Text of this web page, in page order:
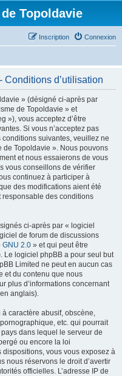
Topoldavie
Connexion
Inscription
Conditions d’utilisation
» (désigné ci-après par
de Topoldavie » et
»), vous acceptez d’être
Si vous n’acceptez pas
suivantes, veuillez ne
de Topoldavie ». Nous pouvons
et nous essaierons de vous
vous conseillons de vérifier
continuez à participer à
des modifications aient été
responsable des conditions
ci-après par « logiciel
de forum de discussions
GNU 2.0 » et qui peut être
Le logiciel phpBB a pour seul but
Limited ne peut en aucun cas
et du contenu que nous
plus d’informations concernant
anglais).
caractère abusif, obscène,
etc. qui pourrait
dans lequel le serveur de
ou encore la loi
vous vous exposez à
nous réservons le droit d’avertir
officielles. L’adresse IP de